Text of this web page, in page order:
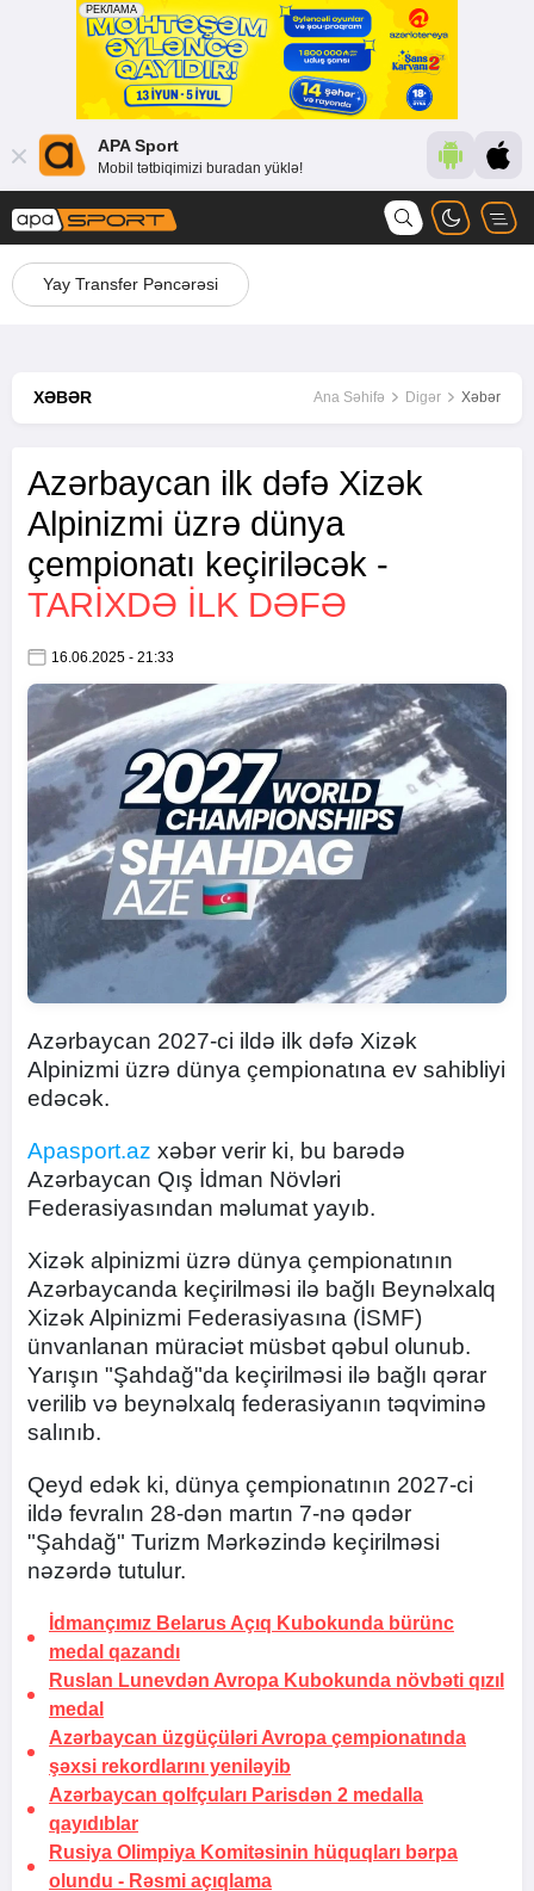
APA Sport
Mobil tətbiqimizi buradan yüklə!
Yay Transfer Pəncərəsi
XƏBƏR Ana Səhifə Digər Xəbər
Azərbaycan ilk dəfə Xizək
Alpinizmi üzrə dünya
çempionatı keçiriləcək -
TARİXDƏ İLK DƏFƏ
16.06.2025 - 21:33
Azərbaycan 2027-ci ildə ilk dəfə Xizək
Alpinizmi üzrə dünya çempionatına ev sahibliyi
edəcək.
Apasport.az xəbər verir ki, bu barədə
Azərbaycan Qış İdman Növləri
Federasiyasından məlumat yayıb.
Xizək alpinizmi üzrə dünya çempionatının
Azərbaycanda keçirilməsi ilə bağlı Beynəlxalq
Xizək Alpinizmi Federasiyasına (İSMF)
ünvanlanan müraciət müsbət qəbul olunub.
Yarışın "Şahdağ"da keçirilməsi ilə bağlı qərar
verilib və beynəlxalq federasiyanın təqviminə
salınıb.
Qeyd edək ki, dünya çempionatının 2027-ci
ildə fevralın 28-dən martın 7-nə qədər
"Şahdağ" Turizm Mərkəzində keçirilməsi
nəzərdə tutulur.
İdmançımız Belarus Açıq Kubokunda bürünc
medal qazandı
Ruslan Lunevdən Avropa Kubokunda növbəti qızıl
medal
Azərbaycan üzgüçüləri Avropa çempionatında
şəxsi rekordlarını yeniləyib
Azərbaycan qolfçuları Parisdən 2 medalla
qayıdıblar
Rusiya Olimpiya Komitəsinin hüquqları bərpa
olundu - Rəsmi açıqlama